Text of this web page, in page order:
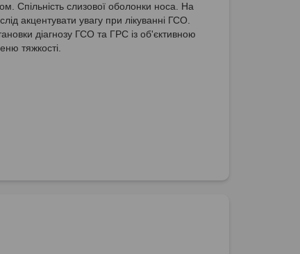
Спільність слизової оболонки носа. На
акцентувати увагу при лікуванні ГСО.
діагнозу ГСО та ГРС із об'єктивною
тяжкості.